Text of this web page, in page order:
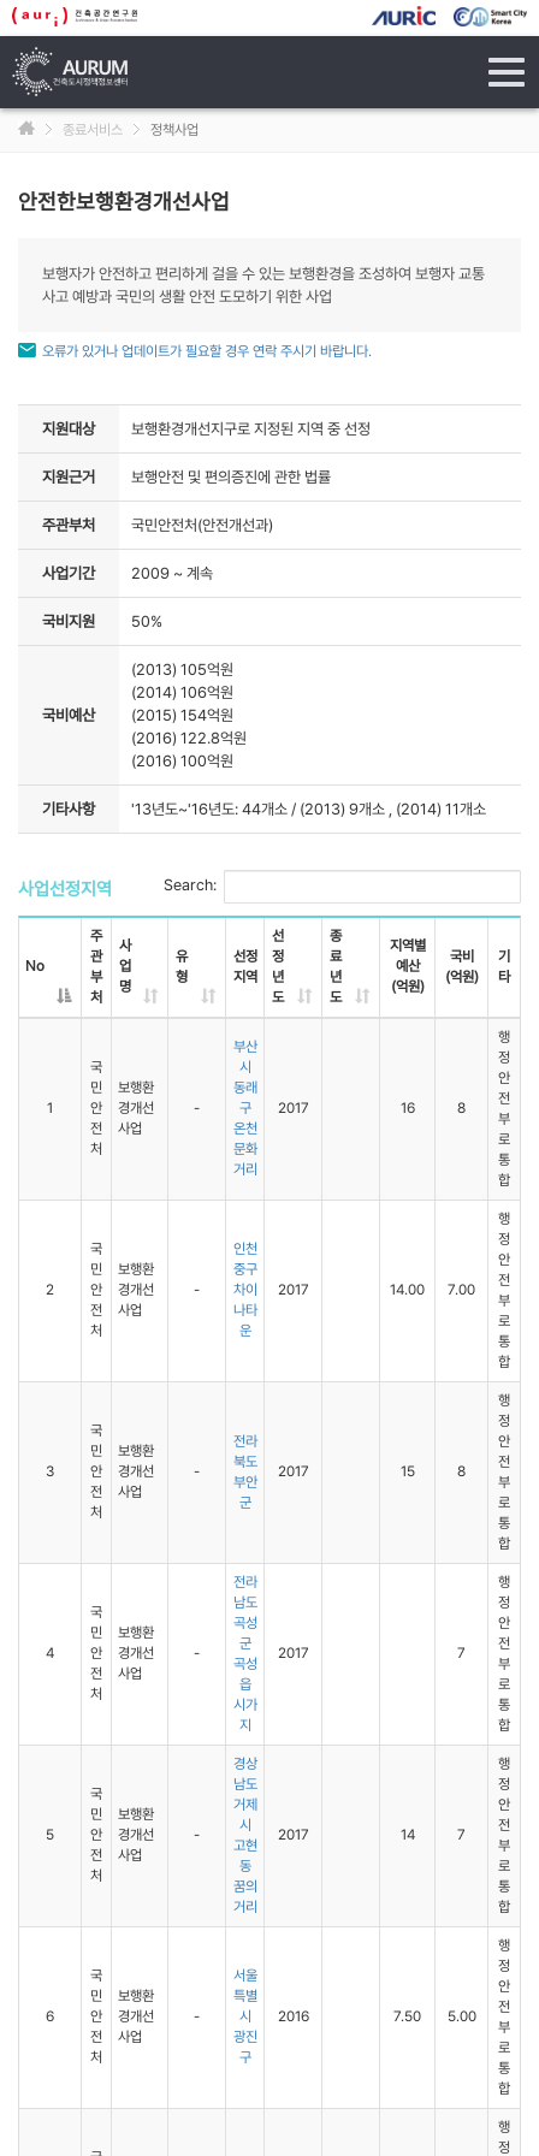
종료서비스 정책사업
안전한보행환경개선사업
보행자가 안전하고 편리하게 걸을 수 있는 보행환경을 조성하여 보행자 교통
사고 예방과 국민의 생활 안전 도모하기 위한 사업
오류가 있거나 업데이트가 필요할 경우 연락 주시기 바랍니다.
지원대상 보행환경개선지구로 지정된 지역 중 선정
지원근거 보행안전 및 편의증진에 관한 법률
주관부처 국민안전처(안전개선과)
사업기간 2009 ~ 계속
국비지원 50%
국비예산
(2013) 105억원
(2014) 106억원
(2015) 154억원
(2016) 122.8억원
(2016) 100억원
기타사항 '13년도~'16년도: 44개소 / (2013) 9개소 , (2014) 11개소
사업선정지역 Search:
No
주
관
부
처
사
업
명
유
형
선정
지역
선
정
년
도
종
료
년
도
지역별
예산
(억원)
국비
(억원)
기
타
1
국
민
안
전
처
보행환
경개선
사업
-
부산
시
동래
구
온천
문화
거리
2017 16 8
행
정
안
전
부
로
통
합
2
국
민
안
전
처
보행환
경개선
사업
-
인천
중구
차이
나타
운
2017 14.00 7.00
행
정
안
전
부
로
통
합
3
국
민
안
전
처
보행환
경개선
사업
-
전라
북도
부안
군
2017 15 8
행
정
안
전
부
로
통
합
4
국
민
안
전
처
보행환
경개선
사업
-
전라
남도
곡성
군
곡성
읍
시가
지
2017 7
행
정
안
전
부
로
통
합
5
국
민
안
전
처
보행환
경개선
사업
-
경상
남도
거제
시
고현
동
꿈의
거리
2017 14 7
행
정
안
전
부
로
통
합
6
국
민
안
전
처
보행환
경개선
사업
-
서울
특별
시
광진
구
2016 7.50 5.00
행
정
안
전
부
로
통
합
행
정